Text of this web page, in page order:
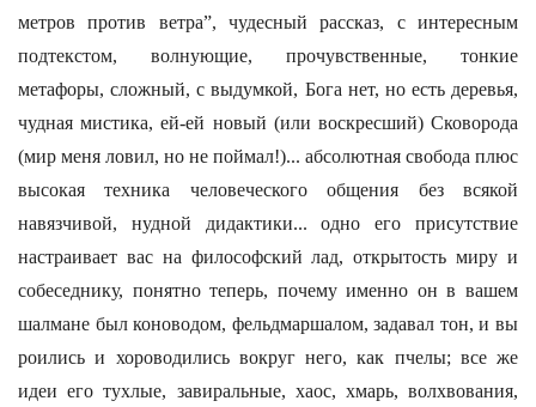
метров против ветра”, чудесный рассказ, с интересным
подтекстом, волнующие, прочувственные, тонкие
метафоры, сложный, с выдумкой, Бога нет, но есть деревья,
чудная мистика, ей-ей новый (или воскресший) Сковорода
(мир меня ловил, но не поймал!)... абсолютная свобода плюс
высокая техника человеческого общения без всякой
навязчивой, нудной дидактики... одно его присутствие
настраивает вас на философский лад, открытость миру и
собеседнику, понятно теперь, почему именно он в вашем
шалмане был коноводом, фельдмаршалом, задавал тон, и вы
роились и хороводились вокруг него, как пчелы; все же
идеи его тухлые, завиральные, хаос, хмарь, волхвования,